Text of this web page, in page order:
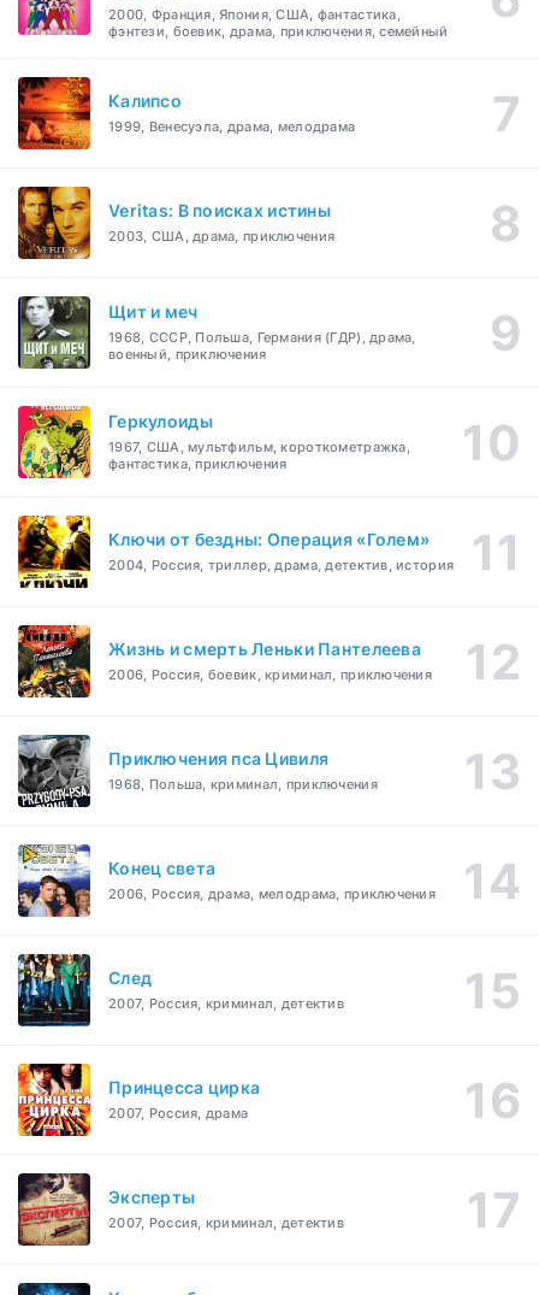
2000, Франция, Япония, США, фантастика,
фэнтези, боевик, драма, приключения, семейный
Калипсо
1999, Венесуэла, драма, мелодрама
Veritas: В поисках истины
2003, США, драма, приключения
Щит и меч
1968, СССР, Польша, Германия (ГДР), драма,
военный, приключения
Геркулоиды
1967, США, мультфильм, короткометражка,
фантастика, приключения
Ключи от бездны: Операция «Голем»
2004, Россия, триллер, драма, детектив, история
Жизнь и смерть Леньки Пантелеева
2006, Россия, боевик, криминал, приключения
Приключения пса Цивиля
1968, Польша, криминал, приключения
Конец света
2006, Россия, драма, мелодрама, приключения
След
2007, Россия, криминал, детектив
Принцесса цирка
2007, Россия, драма
Эксперты
2007, Россия, криминал, детектив